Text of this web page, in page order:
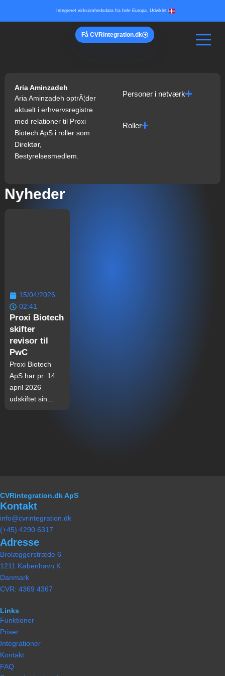
Integreret virksomhedsdata fra hele Europa. Udviklet i
Få CVRintegration.dk
Aria Aminzadeh
Aria Aminzadeh optrÃ¦der
aktuelt i erhvervsregistre
med relationer til Proxi
Biotech ApS i roller som
Direktør,
Bestyrelsesmedlem.
Personer i netværk
Roller
Nyheder
15/04/2026
02:41
Proxi Biotech
skifter
revisor til
PwC
Proxi Biotech
ApS har pr. 14.
april 2026
udskiftet sin...
CVRintegration.dk ApS
Kontakt
info@cvrintegration.dk
(+45) 4290 6317
Adresse
Brolæggerstræde 6
1211 København K
Danmark
CVR: 4369 4367
Links
Funktioner
Priser
Integrationer
Kontakt
FAQ